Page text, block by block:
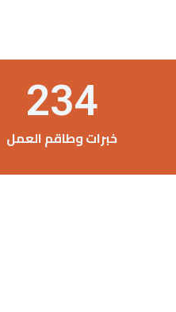
خبرات وطاقم العمل
234